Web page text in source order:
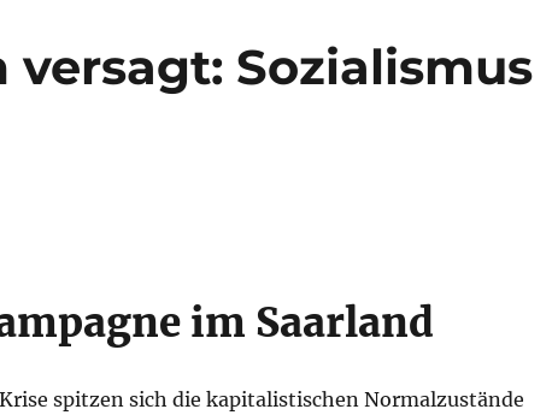
versagt: Sozialismus
im Saarland
spitzen sich die kapitalistischen Normalzustände